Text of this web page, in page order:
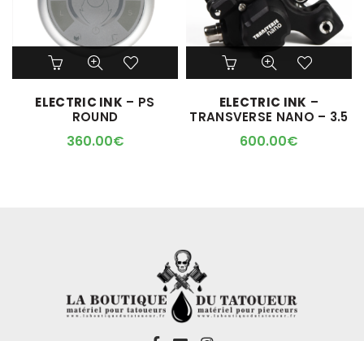
ELECTRIC INK – PS
ROUND
360.00€
ELECTRIC INK –
TRANSVERSE NANO – 3.5
600.00€